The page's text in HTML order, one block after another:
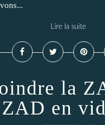
Lire la suite
la
en